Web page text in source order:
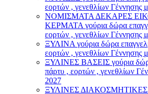
εορτών , γενεθλίων Γέννησης
ΝΟΜΙΣΜΑΤΑ ΔΕΚΑΡΕΣ
ΚΕΡΜΑΤΑ γούρια δώρα
εορτών , γενεθλίων Γέννησης
ΞΥΛΙΝΑ γούρια δώρα
εορτών , γενεθλίων Γέννησης
ΞΥΛΙΝΕΣ ΒΑΣΕΙΣ γούρια
πάρτυ , εορτών , γενεθλίων
2027
ΞΥΛΙΝΕΣ